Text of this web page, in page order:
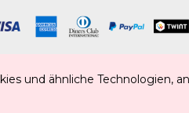
Spezialitäten | Schweizer
und ähnliche Technologien,